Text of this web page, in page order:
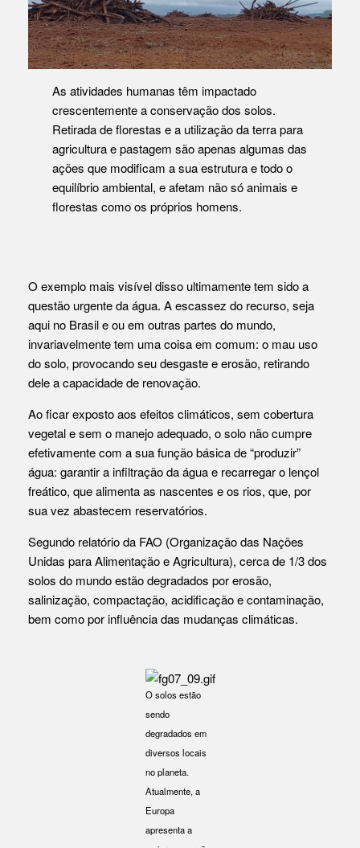
As atividades humanas têm impactado
crescentemente a conservação dos solos.
Retirada de florestas e a utilização da terra para
agricultura e pastagem são apenas algumas das
ações que modificam a sua estrutura e todo o
equilíbrio ambiental, e afetam não só animais e
florestas como os próprios homens.
O exemplo mais visível disso ultimamente tem sido a
questão urgente da água. A escassez do recurso, seja
aqui no Brasil e ou em outras partes do mundo,
invariavelmente tem uma coisa em comum: o mau uso
do solo, provocando seu desgaste e erosão, retirando
dele a capacidade de renovação.
Ao ficar exposto aos efeitos climáticos, sem cobertura
vegetal e sem o manejo adequado, o solo não cumpre
efetivamente com a sua função básica de “produzir”
água: garantir a infiltração da água e recarregar o lençol
freático, que alimenta as nascentes e os rios, que, por
sua vez abastecem reservatórios.
Segundo relatório da FAO (Organização das Nações
Unidas para Alimentação e Agricultura), cerca de 1/3 dos
solos do mundo estão degradados por erosão,
salinização, compactação, acidificação e contaminação,
bem como por influência das mudanças climáticas.
O solos estão
sendo
degradados em
diversos locais
no planeta.
Atualmente, a
Europa
apresenta a